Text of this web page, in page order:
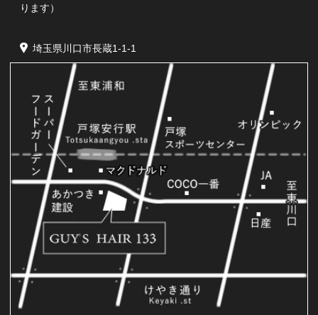
ります）
埼玉県川口市長蔵1-1-1